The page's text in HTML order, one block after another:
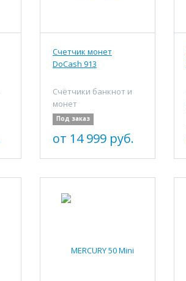
Счетчик монет
DoCash 913
Счётчики банкнот и
монет
Под заказ
от 14 999 руб.